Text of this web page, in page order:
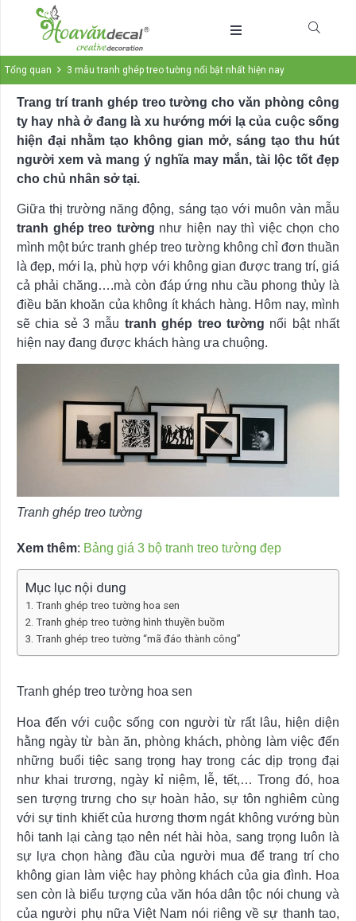
Tổng quan 3 mẫu tranh ghép treo tường nổi bật nhất hiện nay
Trang trí tranh ghép treo tường cho văn phòng công
ty hay nhà ở đang là xu hướng mới lạ của cuộc sống
hiện đại nhằm tạo không gian mở, sáng tạo thu hút
người xem và mang ý nghĩa may mắn, tài lộc tốt đẹp
cho chủ nhân sở tại.
Giữa thị trường năng động, sáng tạo với muôn vàn mẫu
tranh ghép treo tường như hiện nay thì việc chọn cho
mình một bức tranh ghép treo tường không chỉ đơn thuần
là đẹp, mới lạ, phù hợp với không gian được trang trí, giá
cả phải chăng….mà còn đáp ứng nhu cầu phong thủy là
điều băn khoăn của không ít khách hàng. Hôm nay, mình
sẽ chia sẻ 3 mẫu tranh ghép treo tường nổi bật nhất
hiện nay đang được khách hàng ưa chuộng.
Tranh ghép treo tường
Xem thêm: Bảng giá 3 bộ tranh treo tường đẹp
Mục lục nội dung
Tranh ghép treo tường hoa sen
Tranh ghép treo tường hình thuyền buồm
Tranh ghép treo tường “mã đáo thành công”
Tranh ghép treo tường hoa sen
Hoa đến với cuộc sống con người từ rất lâu, hiện diện
hằng ngày từ bàn ăn, phòng khách, phòng làm việc đến
những buổi tiệc sang trọng hay trong các dịp trọng đại
như khai trương, ngày kỉ niệm, lễ, tết,… Trong đó, hoa
sen tượng trưng cho sự hoàn hảo, sự tôn nghiêm cùng
với sự tinh khiết của hương thơm ngát không vướng bùn
hôi tanh lại càng tạo nên nét hài hòa, sang trọng luôn là
sự lựa chọn hàng đầu của người mua để trang trí cho
không gian làm việc hay phòng khách của gia đình. Hoa
sen còn là biểu tượng của văn hóa dân tộc nói chung và
của người phụ nữa Việt Nam nói riêng về sự thanh tao,